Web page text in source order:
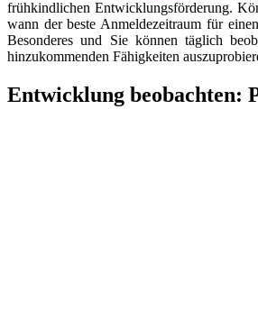
frühkindlichen Entwicklungsförderung.
wann der beste Anmeldezeitraum für einen
Besonderes und Sie können täglich
hinzukommenden Fähigkeiten
Entwicklung beobachten: